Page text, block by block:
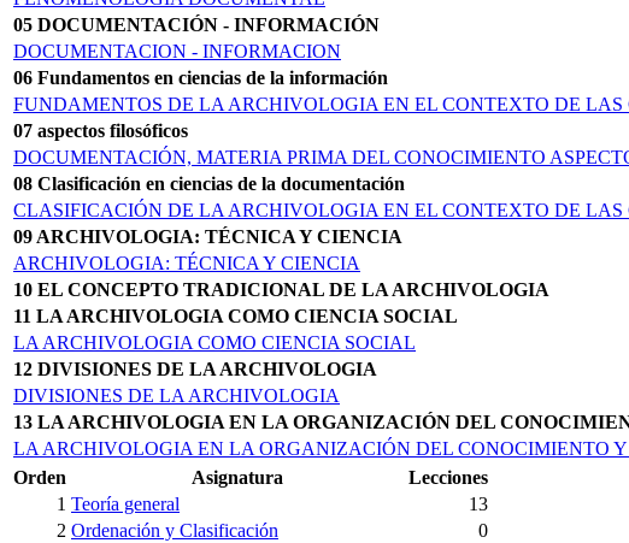
05 DOCUMENTACIÓN - INFORMACIÓN
DOCUMENTACION - INFORMACION
06 Fundamentos en ciencias de la información
FUNDAMENTOS DE LA ARCHIVOLOGIA EN EL CONTEXTO DE
07 aspectos filosóficos
DOCUMENTACIÓN, MATERIA PRIMA DEL CONOCIMIENTO
08 Clasificación en ciencias de la documentación
CLASIFICACIÓN DE LA ARCHIVOLOGIA EN EL CONTEXTO DE
09 ARCHIVOLOGIA: TÉCNICA Y CIENCIA
ARCHIVOLOGIA: TÉCNICA Y CIENCIA
10 EL CONCEPTO TRADICIONAL DE LA AR­CHIVOLOGIA
11 LA ARCHIVOLOGIA COMO CIENCIA SOCIAL
LA ARCHIVOLOGIA COMO CIENCIA SOCIAL
12 DIVISIONES DE LA ARCHIVOLOGIA
DIVISIONES DE LA ARCHIVOLOGIA
13 LA ARCHIVOLOGIA EN LA ORGANIZACIÓN DEL
LA ARCHIVOLOGIA EN LA ORGANIZACIÓN DEL CONOCIMIENTO
Orden
Asignatura
Lecciones
1 Teoría general
13
2 Ordenación y Clasificación
0